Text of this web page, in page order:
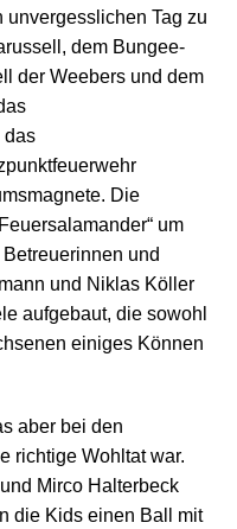
Tag zu
dem Bungee-
der Weebers und dem
das
Die
um
und
und Niklas Köller
aufgebaut, die sowohl
einiges Können
aber bei den
richtige Wohltat war.
Mirco Halterbeck
die Kids einen Ball mit